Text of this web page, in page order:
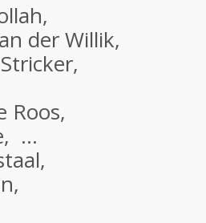
der Willik,
Roos,
…